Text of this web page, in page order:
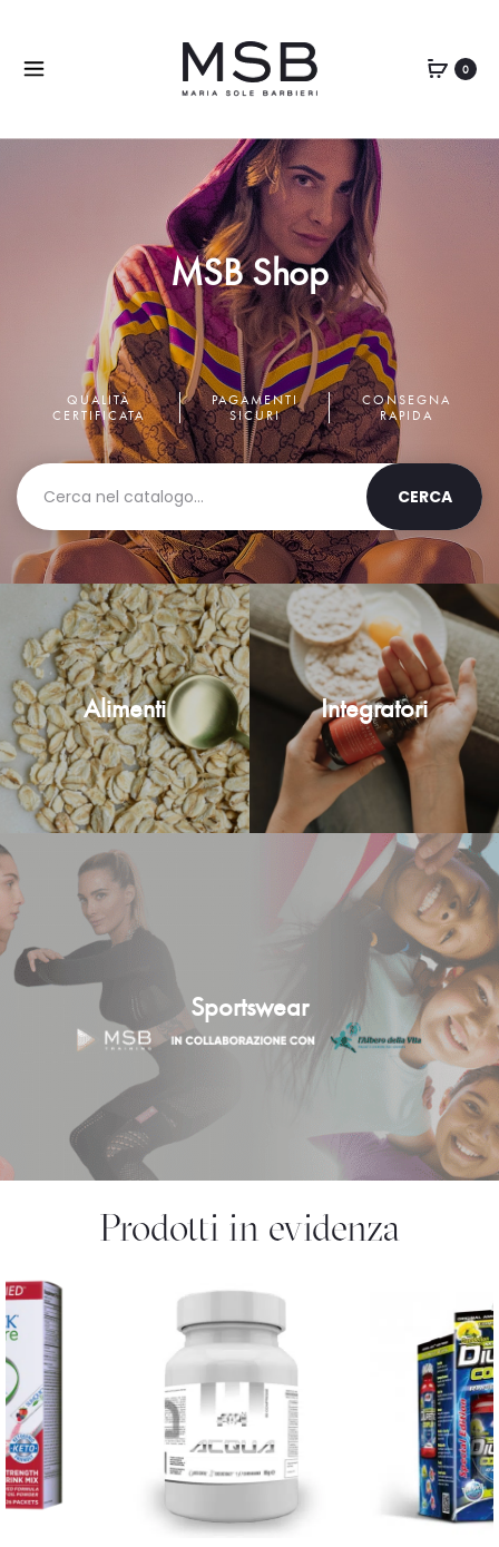
0
MSB Shop
QUALITÀ
CERTIFICATA
PAGAMENTI
SICURI
CONSEGNA
RAPIDA
Alimenti Integratori
Sportswear
Prodotti in evidenza